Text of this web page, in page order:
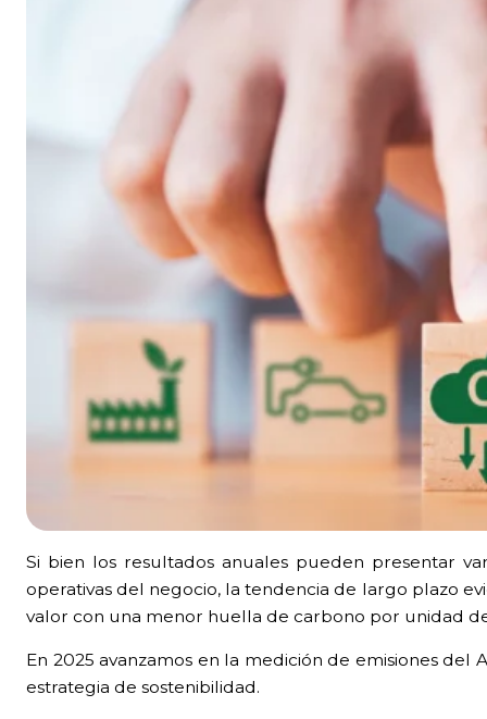
Si bien los resultados anuales pueden presentar
operativas del negocio, la tendencia de largo plazo
valor con una menor huella de carbono por unidad
En 2025 avanzamos en la medición de emisiones
estrategia de sostenibilidad.